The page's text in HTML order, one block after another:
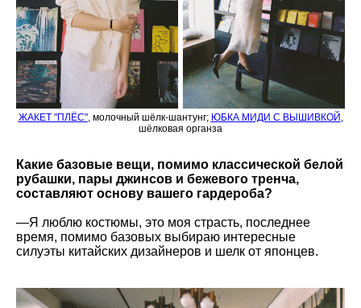
ЖАКЕТ "ПЛËС", молочный шёлк-шантунг; ЮБКА МИДИ С ВЫШИВКОЙ
шёлковая органза
Какие базовые вещи, помимо классической белой
рубашки, пары джинсов и бежевого тренча,
составляют основу вашего гардероба?
—Я люблю костюмы, это моя страсть, последнее
время, помимо базовых выбираю интересные
силуэты китайских дизайнеров и шелк от японцев.